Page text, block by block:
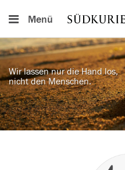
Menü
Wir lassen nur die Hand los,
nicht den Menschen.